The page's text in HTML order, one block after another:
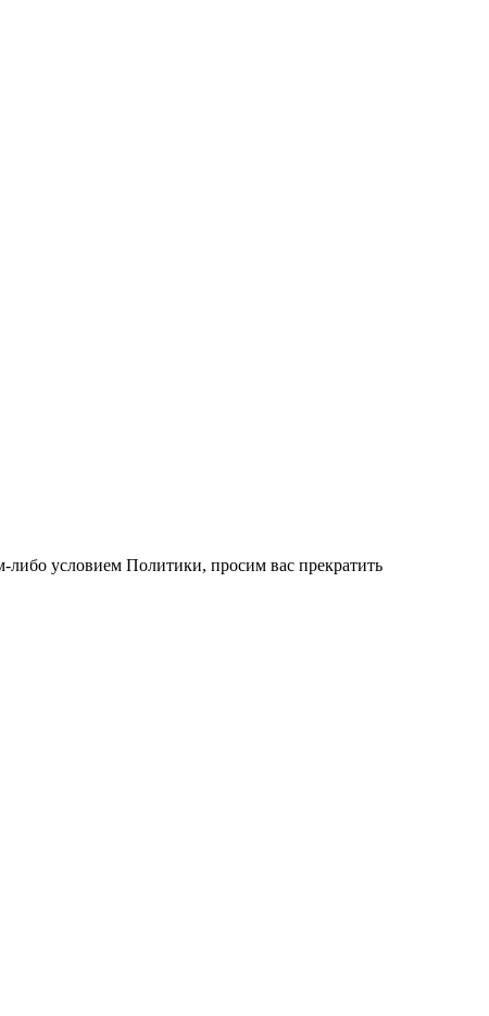
либо условием Политики, просим вас прекратить